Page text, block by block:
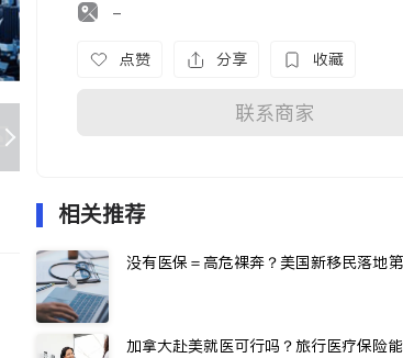
-
点赞 分享 收藏
联系商家
相关推荐
没有医保＝高危裸奔？美国新移民落地
加拿大赴美就医可行吗？旅行医疗保险